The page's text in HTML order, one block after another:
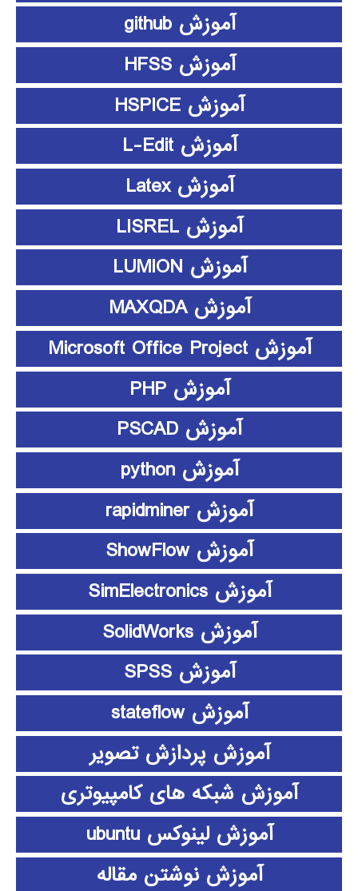
آموزش github
آموزش HFSS
آموزش HSPICE
آموزش L-Edit
آموزش Latex
آموزش LISREL
آموزش LUMION
آموزش MAXQDA
آموزش Microsoft Office Project
آموزش PHP
آموزش PSCAD
آموزش python
آموزش rapidminer
آموزش ShowFlow
آموزش SimElectronics
آموزش SolidWorks
آموزش SPSS
آموزش stateflow
آموزش پردازش تصویر
آموزش شبکه های کامپیوتری
آموزش لینوکس ubuntu
آموزش نوشتن مقاله